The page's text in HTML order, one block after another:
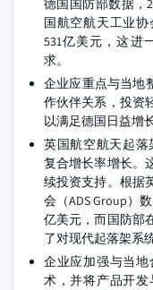
德国国防部数据，
国航空航天工业
531亿美元，这进
求。
企业应重点与当地
作伙伴关系，投资
以满足德国日益增
英国航空航天起落
复合增长率增长。
续投资支持。根据
会（ADS Group）
亿美元，而国防部
了对现代起落架系
企业应加强与当
术，并将产品开